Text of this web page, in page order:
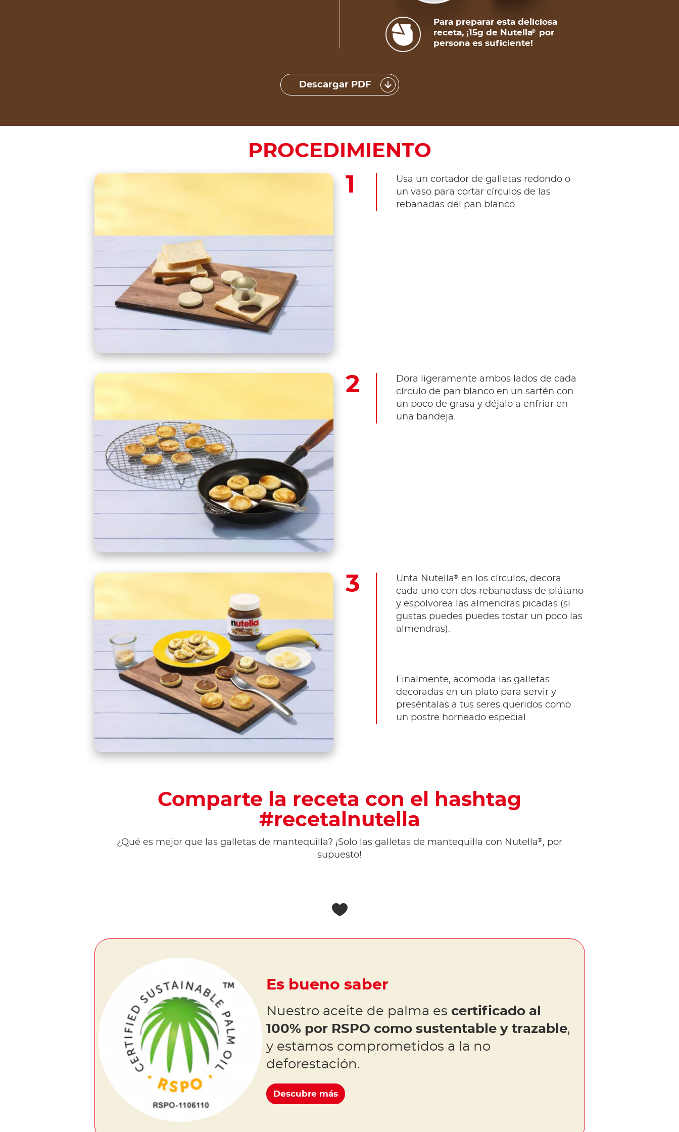
Para preparar esta deliciosa
receta, ¡15g de Nutella®
por
persona es suficiente!
Descargar PDF
PROCEDIMIENTO
Usa un cortador de galletas redondo o
un vaso para cortar círculos de las
rebanadas del pan blanco.
Dora ligeramente ambos lados de cada
círculo de pan blanco en un sartén con
un poco de grasa y déjalo a enfriar en
una bandeja.
Unta Nutella® en los círculos, decora
cada uno con dos rebanadass de plátano
y espolvorea las almendras picadas (si
gustas puedes puedes tostar un poco las
almendras).
Finalmente, acomoda las galletas
decoradas en un plato para servir y
preséntalas a tus seres queridos como
un postre horneado especial.
Comparte la receta con el hashtag
#recetalnutella
¿Qué es mejor que las galletas de mantequilla? ¡Solo las galletas de mantequilla con Nutella®, por
supuesto!
Es bueno saber
Nuestro aceite de palma es certificado al
100% por RSPO como sustentable y trazable,
y estamos comprometidos a la no
deforestación.
Descubre más